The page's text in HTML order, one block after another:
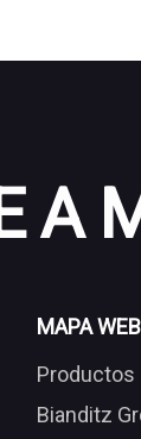
A
MAPA WEB
Productos
Bianditz